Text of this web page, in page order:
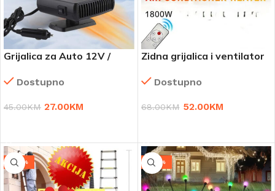
Grijalica za Auto 12V /
Dostupno
45.00KM 27.00KM
Zidna grijalica i ventilator
Dostupno
68.00KM 52.00KM
-24% -49%